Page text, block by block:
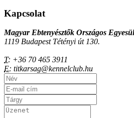
Kapcsolat
Magyar Ebtenyésztők Országos
1119 Budapest Tétényi út 130.
T: +36 70 465 3911
E: titkarsag@kennelclub.hu